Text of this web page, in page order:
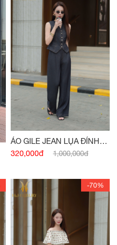
ÁO GILE JEAN LỤA ĐÍNH
CÚC
320,000đ 1,000,000đ
-70%